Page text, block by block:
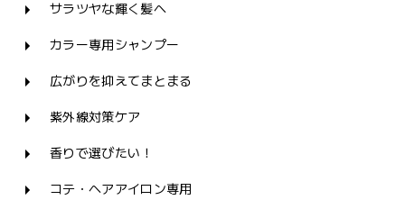
サラツヤな輝く髪へ
カラー専用シャンプー
広がりを抑えてまとまる
紫外線対策ケア
香りで選びたい！
コテ・ヘアアイロン専用